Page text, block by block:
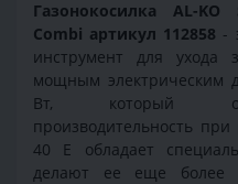
Газонокосилка AL-
Combi артикул 112858 -
инструмент для ухода
мощным электрическим
Вт, который
производительность
40 E обладает
делают ее еще более